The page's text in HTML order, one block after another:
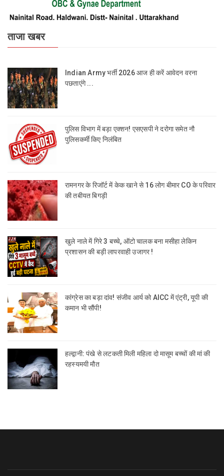
ताजा खबर
Indian Army भर्ती 2026 आज ही करें आवेदन वरना
पछताएंगे ...
पुलिस विभाग में बड़ा एक्शन! एसएसपी ने दरोगा समेत नौ
पुलिसकर्मी किए निलंबित
रामनगर के रिजॉर्ट में केक खाने से 16 लोग बीमार CO के परिवार
की तबीयत बिगड़ी
खुले नाले में गिरे 3 बच्चे, ऑटो चालक बना मसीहा लेकिन
प्रशासन की बड़ी लापरवाही उजागर !
कांग्रेस का बड़ा दांव! संजीव आर्य को AICC में एंट्री, यूपी की
कमान भी सौंपी!
हल्द्वानी: पंखे से लटकती मिली महिला दो मासूम बच्चों की मां की
रहस्यमयी मौत